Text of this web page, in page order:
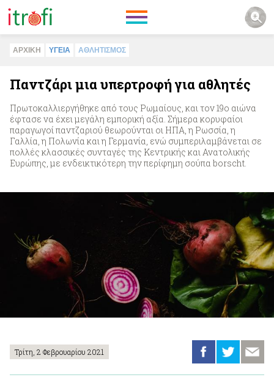
ΑΡΧΙΚΗ ΥΓΕΙΑ ΑΘΛΗΤΙΣΜΟΣ
Παντζάρι μια υπερτροφή για αθλητές
Πρωτοκαλλιεργήθηκε από τους Ρωμαίους, και τον 19ο αιώνα
έφτασε να έχει μεγάλη εμπορική αξία. Σήμερα κορυφαίοι
παραγωγοί παντζαριού θεωρούνται οι ΗΠΑ, η Ρωσσία, η
Γαλλία, η Πολωνία και η Γερμανία, ενώ συμπεριλαμβάνεται σε
πολλές κλασσικές συνταγές της Κεντρικής και Ανατολικής
Ευρώπης, με ενδεικτικότερη την περίφημη σούπα borscht.
Τρίτη, 2 Φεβρουαρίου 2021